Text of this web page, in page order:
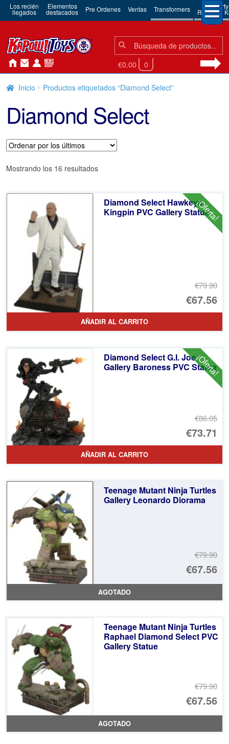
Los recién
llegados
Elementos
destacados Pre Ordenes Ventas Transformers 3rd Party
Robots &
Búsqueda:
Búsqueda
€0.00 0
Inicio Productos etiquetados “Diamond Select”
Diamond Select
Mostrando los 16 resultadosOrdenado
últimos
¡Oferta!
Diamond Select Hawkeye
Kingpin PVC Gallery Statue
€79.90
El
€67.56
El
AÑADIR AL CARRITO
¡Oferta!
Diamond Select G.I. Joe
Gallery Baroness PVC Statue
€86.05
€73.71
El
AÑADIR AL CARRITO
Teenage Mutant Ninja Turtles
Gallery Leonardo Diorama
€79.90
El
€67.56
El
AGOTADO
Teenage Mutant Ninja Turtles
Raphael Diamond Select PVC
Gallery Statue
€79.90
El
€67.56
El
AGOTADO